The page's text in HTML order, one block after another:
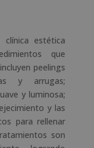
estética
que
peelings
y arrugas;
y luminosa;
y las
para rellenar
son